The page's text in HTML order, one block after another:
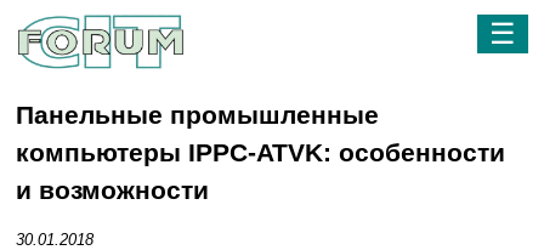
☰
Панельные промышленные
компьютеры IPPC-ATVK: особенности
и возможности
30.01.2018